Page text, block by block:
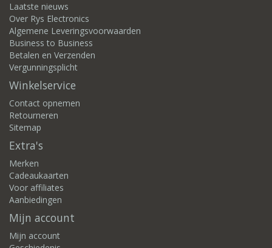
Laatste nieuws
Over Rys Electronics
Algemene Leveringsvoorwaarden
Business to Business
Betalen en Verzenden
Vergunningsplicht
Winkelservice
Contact opnemen
Retourneren
Sitemap
Extra's
Merken
Cadeaukaarten
Voor affiliates
Aanbiedingen
Mijn account
Mijn account